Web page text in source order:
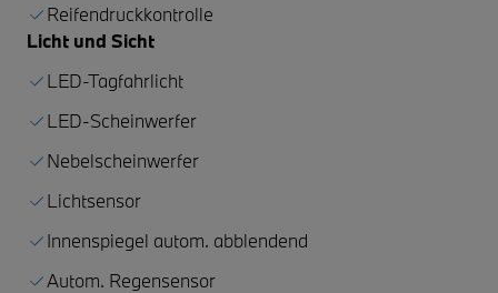
Reifendruckkontrolle
Licht und Sicht
LED-Tagfahrlicht
LED-Scheinwerfer
Nebelscheinwerfer
Lichtsensor
Innenspiegel autom. abblendend
Autom. Regensensor